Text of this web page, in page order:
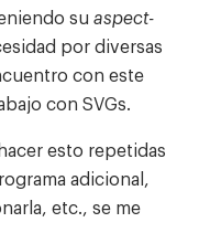
su aspect-
por diversas
con este
con SVGs.
esto repetidas
adicional,
etc., se me